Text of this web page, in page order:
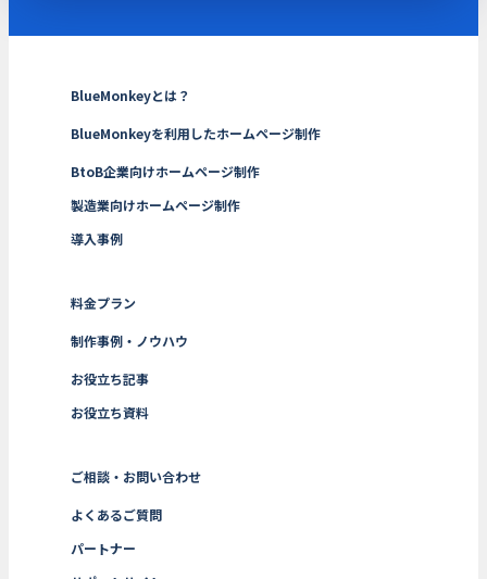
BlueMonkeyとは？
BlueMonkeyを利用したホームページ制作
BtoB企業向けホームページ制作
製造業向けホームページ制作
導入事例
料金プラン
制作事例・ノウハウ
お役立ち記事
お役立ち資料
ご相談・お問い合わせ
よくあるご質問
パートナー